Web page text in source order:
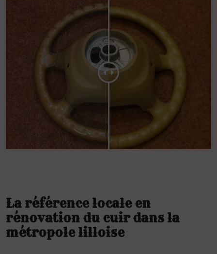
La référence locale en
rénovation du cuir dans la
métropole lilloise